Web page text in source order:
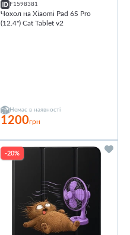
F1598381
Чохол на Xiaomi Pad 6S Pro
(12.4") Cat Tablet v2
Немає в наявності
1200грн
-20%